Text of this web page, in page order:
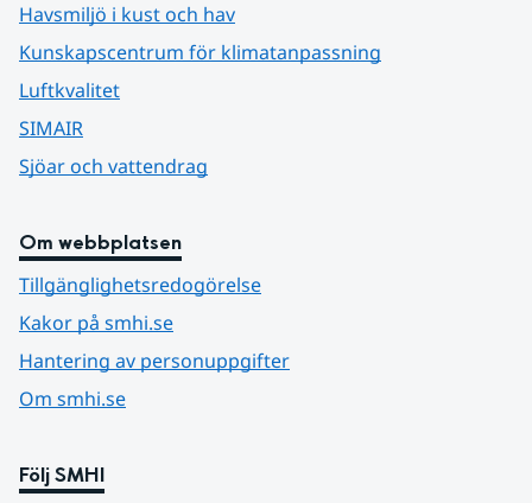
Havsmiljö i kust och hav
Kunskapscentrum för klimatanpassning
Luftkvalitet
SIMAIR
Sjöar och vattendrag
Om webbplatsen
Tillgänglighetsredogörelse
Kakor på smhi.se
Hantering av personuppgifter
Om smhi.se
Följ SMHI